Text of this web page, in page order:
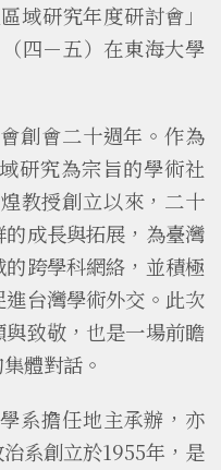
域研究年度研討會」
四－五）在東海大學
創會二十週年。作為
研究為宗旨的學術社
教授創立以來，二十
成長與拓展，為臺灣
跨學科網絡，並積極
台灣學術外交。此次
致敬，也是一場前瞻
體對話。
系擔任地主承辦，亦
系創立於1955年，是